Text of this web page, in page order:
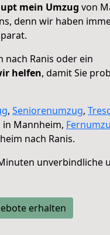
mein Umzug von
denn wir haben
nach Ranis oder ein
helfen, damit Sie
, Seniorenumzug,
in Mannheim,
nach Ranis.
unverbindliche
erhalten